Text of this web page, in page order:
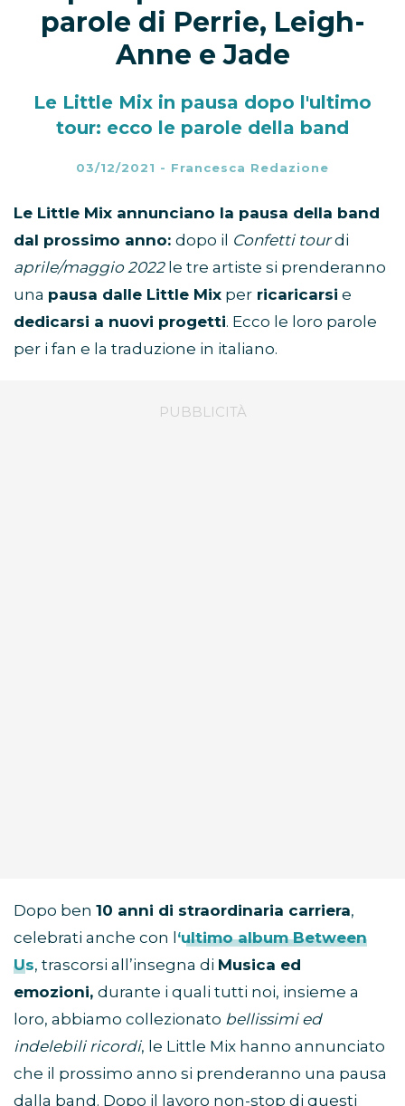
parole di Perrie, Leigh-
Anne e Jade
Le Little Mix in pausa dopo l'ultimo
tour: ecco le parole della band
03/12/2021 - Francesca Redazione
Le Little Mix annunciano la pausa della band
dal prossimo anno: dopo il Confetti tourdi
aprile/maggio 2022le tre artiste si prenderanno
una pausa dalle Little Mix per ricaricarsi e
dedicarsi a nuovi progetti. Ecco le loro parole
per i fan e la traduzione in italiano.
Dopo ben 10 anni di straordinaria carriera,
celebrati anche con l ‘ultimo album Between
Us, trascorsi all’insegna di Musica ed
emozioni, durante i quali tutti noi, insieme a
loro, abbiamo collezionato bellissimi ed
indelebili ricordi, le Little Mix hanno annunciato
che il prossimo anno si prenderanno una pausa
dalla band. Dopo il lavoro non-stop di questi